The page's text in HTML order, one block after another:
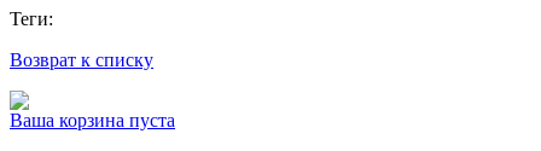
Теги:
Возврат к списку
Ваша корзина пуста